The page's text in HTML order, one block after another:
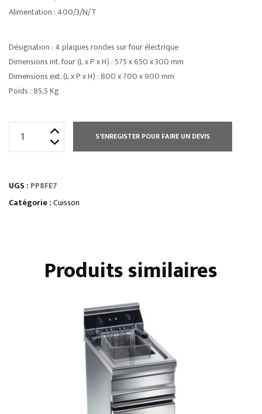
Alimentation : 400/3/N/T
Désignation : 4 plaques rondes sur four électrique
Dimensions int. four (L x P x H) : 575 x 650 x 300 mm
Dimensions ext. (L x P x H) : 800 x 700 x 900 mm
Poids : 85,5 Kg
PLAQUE
DE
S'ENREGISTER POUR FAIRE UN DEVIS
UGS : PP8FE7
Catégorie :Cuisson
Produits similaires